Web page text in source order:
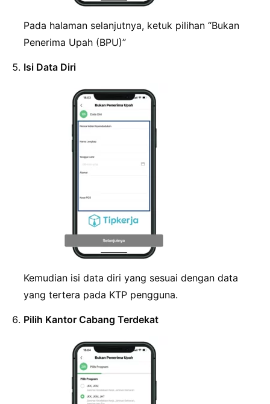
Pada halaman selanjutnya, ketuk pilihan “Bukan
Penerima Upah (BPU)”
Isi Data Diri
Kemudian isi data diri yang sesuai dengan data
yang tertera pada KTP pengguna.
Pilih Kantor Cabang Terdekat